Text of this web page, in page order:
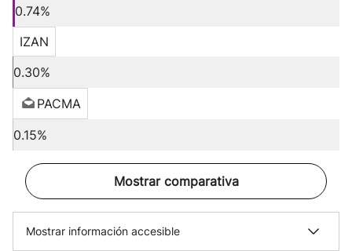
0.74%
IZAN
0.30%
PACMA
0.15%
Mostrar comparativa
Mostrar información accesible